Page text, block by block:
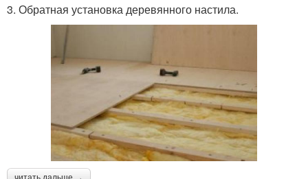
3. Обратная установка деревянного настила.